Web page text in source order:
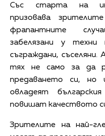
Със старта на
призовава
фрапантните
забелязани у техни
съграждани,
тях не само за да
предаването си,
овладеят
повишат качеството
Зрителите на най-